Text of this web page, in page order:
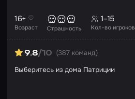
Возраст
16+
Страшность Кол-во игроков
1–15
9.8/10 (387 команд)
Выберитесь из дома Патриции